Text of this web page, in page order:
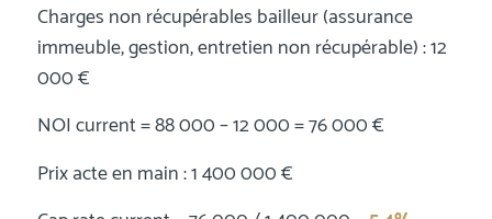
Charges non récupérables bailleur (assurance
immeuble, gestion, entretien non récupérable) : 12
000 €
NOI current = 88 000 – 12 000 = 76 000 €
Prix acte en main : 1 400 000 €